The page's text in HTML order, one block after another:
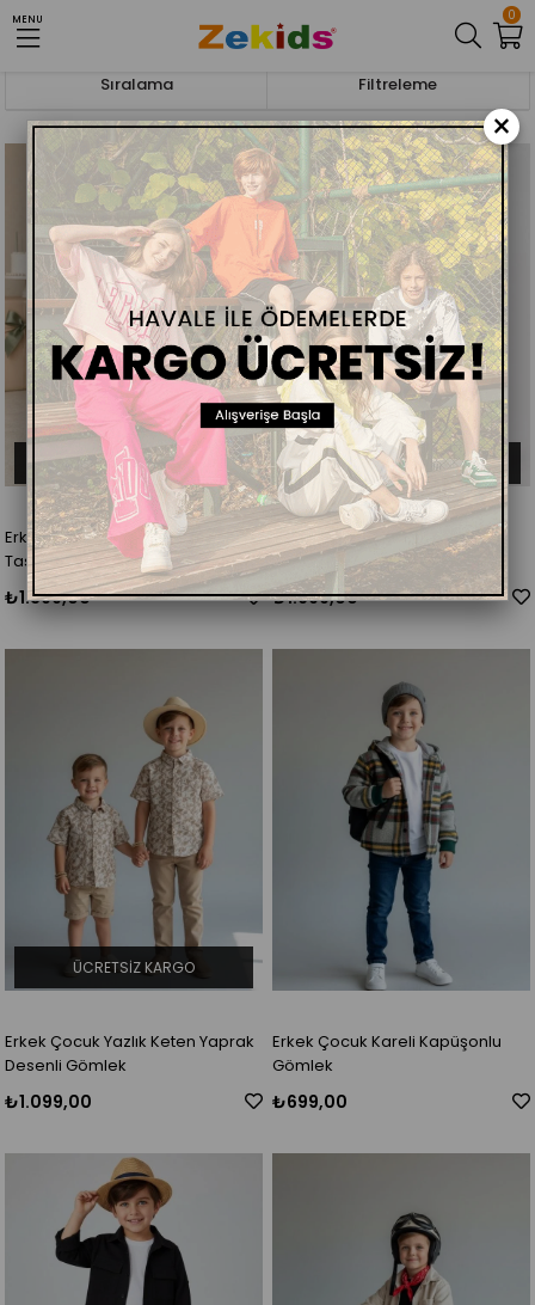
0
MENUAnasayfa GÖMLEK
Filtreleme
Sıralama
Erkek Çocuk Yarım Kollu Keten
Tasarım Gömlek
₺1.399,00
ÜCRETSIZ KARGO
Erkek Çocuk Keten Sırt Baskılı
Tasarım Gömlek
₺1.699,00
ÜCRETSIZ KARGO
Erkek Çocuk Yazlık Keten Yaprak
Desenli Gömlek
₺1.099,00
ÜCRETSIZ KARGO
Erkek Çocuk Kareli Kapüşonlu
Gömlek
₺699,00
×